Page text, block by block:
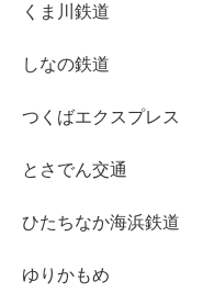
くま川鉄道
しなの鉄道
つくばエクスプレス
とさでん交通
ひたちなか海浜鉄道
ゆりかもめ